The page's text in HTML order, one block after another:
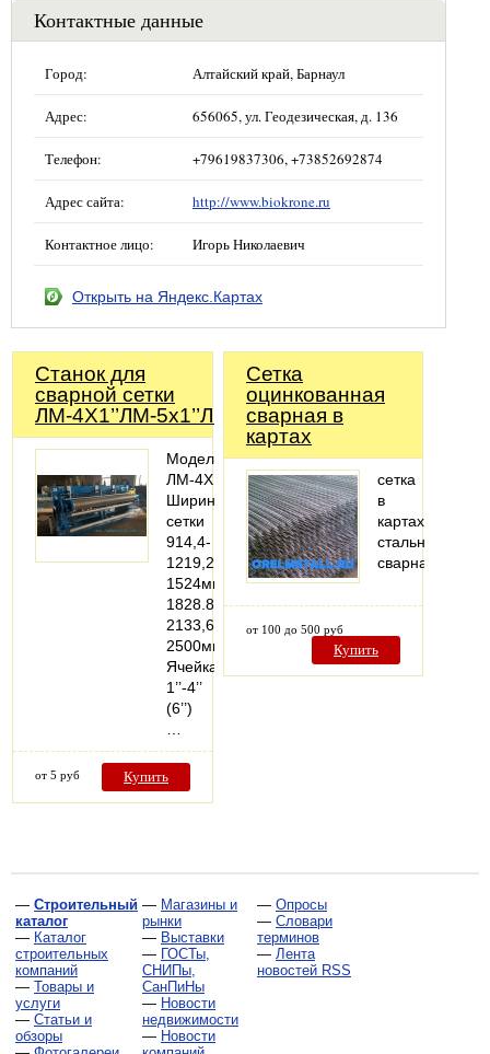
Контактные данные
Город: Алтайский край, Барнаул
Адрес: 656065, ул. Геодезическая, д. 136
Телефон: +79619837306, +73852692874
Адрес сайта: http://www.biokrone.ru
Контактное лицо: Игорь Николаевич
Открыть на Яндекс.Картах
Станок для
сварной сетки
ЛМ-4X1’’ЛМ-5x1’’ЛМ-6x1’’
Модель
ЛМ-4X1’’ЛМ-5x1’’ЛМ-6x1’’ ЛМ-7x1’’ЛМ-
Ширина
сетки
914,4-
1219,2мм914,4-
1524мм1219.2-
1828.8мм1828,8-
2133,6мм1828,8-
2500мм
Ячейка
1’’-4’’
(6’’)
от 5 руб Купить
Сетка
оцинкованная
сварная в
картах
сетка
в
картах
стальная
сварная
от 100 до 500 руб
Купить
— Строительный
каталог
— Каталог
строительных
компаний
— Товары и
услуги
— Статьи и
обзоры
— Магазины и
рынки
— Выставки
— ГОСТы,
СНИПы,
СанПиНы
— Новости
недвижимости
— Новости
— Опросы
— Словари
терминов
— Лента
новостей RSS